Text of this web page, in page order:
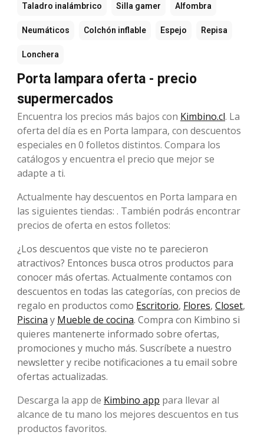
Taladro inalámbrico Silla gamer Alfombra
Neumáticos Colchón inflable Espejo Repisa
Lonchera
Porta lampara oferta - precio
supermercados
Encuentra los precios más bajos con Kimbino.cl. La
oferta del día es en Porta lampara, con descuentos
especiales en 0 folletos distintos. Compara los
catálogos y encuentra el precio que mejor se
adapte a ti.
Actualmente hay descuentos en Porta lampara en
las siguientes tiendas: . También podrás encontrar
precios de oferta en estos folletos:
¿Los descuentos que viste no te parecieron
atractivos? Entonces busca otros productos para
conocer más ofertas. Actualmente contamos con
descuentos en todas las categorías, con precios de
regalo en productos como Escritorio, Flores, Closet,
Piscina y Mueble de cocina. Compra con Kimbino si
quieres mantenerte informado sobre ofertas,
promociones y mucho más. Suscríbete a nuestro
newsletter y recibe notificaciones a tu email sobre
ofertas actualizadas.
Descarga la app de Kimbino app para llevar al
alcance de tu mano los mejores descuentos en tus
productos favoritos.